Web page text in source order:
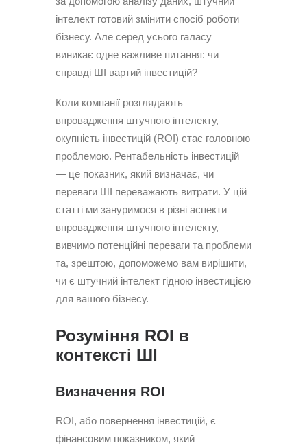
інтелект готовий змінити спосіб роботи
бізнесу. Але серед усього галасу
виникає одне важливе питання: чи
справді ШІ вартий інвестицій?
Коли компанії розглядають
впровадження штучного інтелекту,
окупність інвестицій (ROI) стає головною
проблемою. Рентабельність інвестицій
— це показник, який визначає, чи
переваги ШІ переважають витрати. У цій
статті ми зануримося в різні аспекти
впровадження штучного інтелекту,
вивчимо потенційні переваги та проблеми
та, зрештою, допоможемо вам вирішити,
чи є штучний інтелект гідною інвестицією
для вашого бізнесу.
Розуміння ROI в
контексті ШІ
Визначення ROI
ROI, або повернення інвестицій, є
фінансовим показником, який